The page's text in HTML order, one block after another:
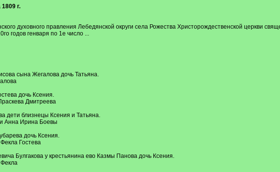
г.
духовного правления Лебедянской округи села Рожества Христорождественской церкви
годов генваря по 1е число ...
сына Жегалова дочь Татьяна.
дочь Ксения.
Дмитреева
дети близнецы Ксения и Татьяна.
Анна Ирина Боевы
дочь Ксения.
Гостева
Булгакова у крестьянина ево Казмы Панова дочь Ксения.